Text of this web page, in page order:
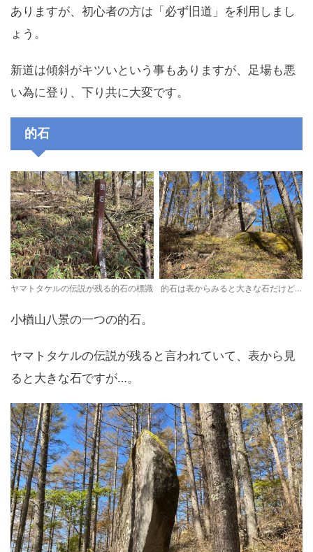
ありますが、初心者の方は「必ず旧道」を利用しまし
ょう。
新道は傾斜がキツいという事もありますが、足場も悪
い為に登り、下り共に大変です。
的石
ヤマトタケルの伝説が残る的石の標識 的石は表からみると大きな石だけど…
小楢山八景の一つの的石。
ヤマトタケルの伝説が残ると言われていて、表から見
ると大きな石ですが…。